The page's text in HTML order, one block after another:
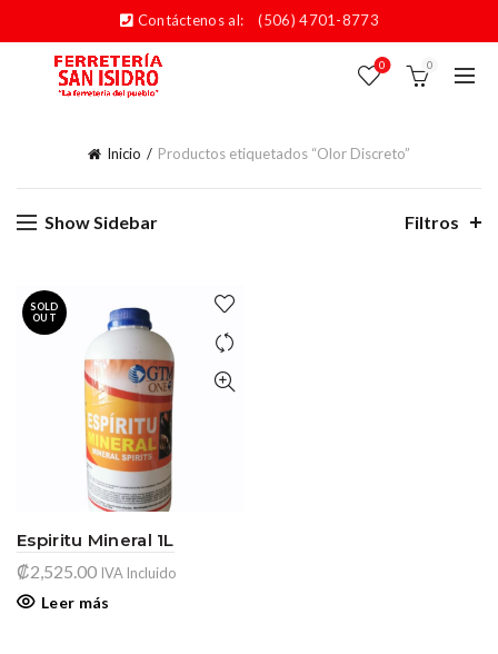
Contáctenos al: (506) 4701-8773
0 0
Inicio Productos etiquetados “Olor Discreto”
Show Sidebar Filtros
SOLD
OUT
Espiritu Mineral 1L
₡2,525.00 IVA Incluido
Leer más